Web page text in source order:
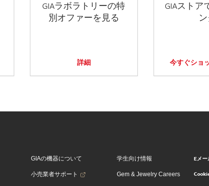
GIAラボラトリーの特
別オファーを見る
詳細
GIAストア
今すぐショ
GIAの機器について
小売業者サポート
学生向け情報
Gem & Jewelry Careers
Eメ